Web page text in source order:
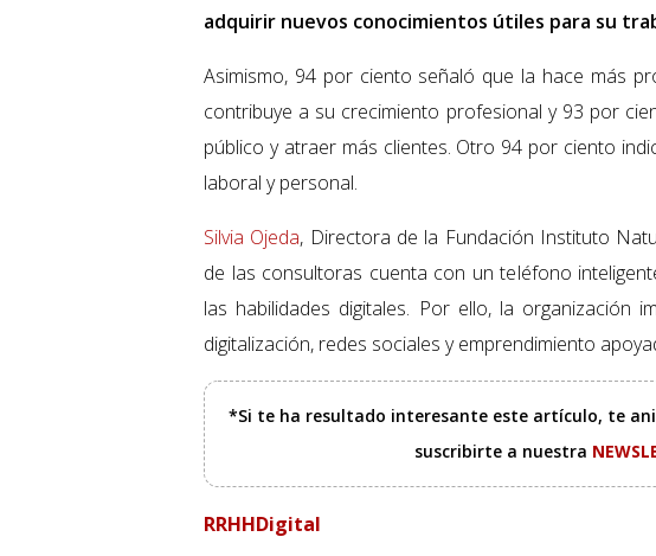
adquirir nuevos conocimientos útiles para su
Asimismo, 94 por ciento señaló que la hace más
contribuye a su crecimiento profesional y 93 por
público y atraer más clientes. Otro 94 por ciento
laboral y personal.
Silvia Ojeda, Directora de la Fundación Instituto
de las consultoras cuenta con un teléfono
las habilidades digitales. Por ello, la organización
digitalización, redes sociales y emprendimiento
*Si te ha resultado interesante este artículo, te
suscribirte a nuestra
RRHHDigital